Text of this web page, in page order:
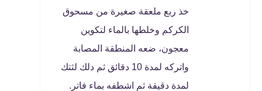
خذ ربع ملعقة صغيرة من مسحوق
الكركم وخلطها بالماء لتكوين
معجون، ضعه المنطقة المصابة
واتركه لمدة 10 دقائق ثم دلك لثتك
لمدة دقيقة ثم اشطفه بماء فاتر.